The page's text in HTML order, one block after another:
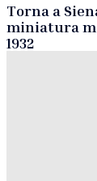
Torna a
miniatura
1932